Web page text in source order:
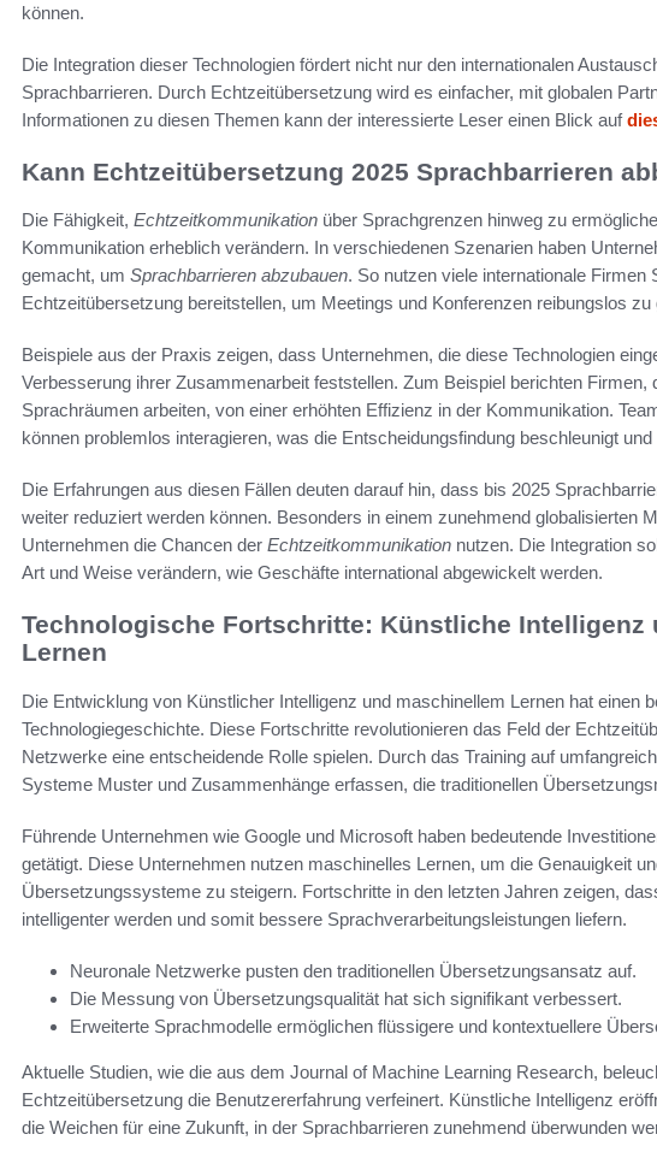
können.
Die Integration dieser Technologien fördert nicht nur den internationalen
Sprachbarrieren. Durch Echtzeitübersetzung wird es einfacher, mit globalen
Informationen zu diesen Themen kann der interessierte Leser einen Blick auf
Kann Echtzeitübersetzung 2025 Sprachbarrieren
Die Fähigkeit, Echtzeitkommunikation über Sprachgrenzen hinweg zu
Kommunikation erheblich verändern. In verschiedenen Szenarien haben
gemacht, um Sprachbarrieren abzubauen. So nutzen viele internationale Firmen
Echtzeitübersetzung bereitstellen, um Meetings und Konferenzen reibungslos zu
Beispiele aus der Praxis zeigen, dass Unternehmen, die diese Technologien
Verbesserung ihrer Zusammenarbeit feststellen. Zum Beispiel berichten
Sprachräumen arbeiten, von einer erhöhten Effizienz in der Kommunikation.
können problemlos interagieren, was die Entscheidungsfindung beschleunigt
Die Erfahrungen aus diesen Fällen deuten darauf hin, dass bis 2025
weiter reduziert werden können. Besonders in einem zunehmend globalisierten
Unternehmen die Chancen der Echtzeitkommunikation nutzen. Die Integration
Art und Weise verändern, wie Geschäfte international abgewickelt werden.
Technologische Fortschritte: Künstliche Intelligenz
Lernen
Die Entwicklung von Künstlicher Intelligenz und maschinellem Lernen hat einen
Technologiegeschichte. Diese Fortschritte revolutionieren das Feld der
Netzwerke eine entscheidende Rolle spielen. Durch das Training auf
Systeme Muster und Zusammenhänge erfassen, die traditionellen
Führende Unternehmen wie Google und Microsoft haben bedeutende
getätigt. Diese Unternehmen nutzen maschinelles Lernen, um die Genauigkeit
Übersetzungssysteme zu steigern. Fortschritte in den letzten Jahren zeigen,
intelligenter werden und somit bessere Sprachverarbeitungsleistungen liefern.
Neuronale Netzwerke pusten den traditionellen Übersetzungsansatz auf.
Die Messung von Übersetzungsqualität hat sich signifikant verbessert.
Erweiterte Sprachmodelle ermöglichen flüssigere und kontextuellere
Aktuelle Studien, wie die aus dem Journal of Machine Learning Research,
Echtzeitübersetzung die Benutzererfahrung verfeinert. Künstliche Intelligenz
die Weichen für eine Zukunft, in der Sprachbarrieren zunehmend überwunden